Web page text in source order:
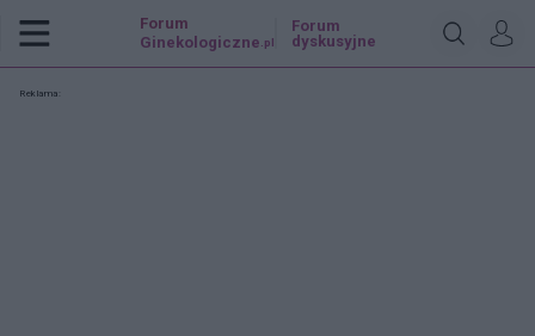
Forum
Ginekologiczne .pl
Forum
dyskusyjne
Reklama: